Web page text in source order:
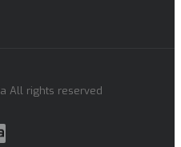
All rights reserved